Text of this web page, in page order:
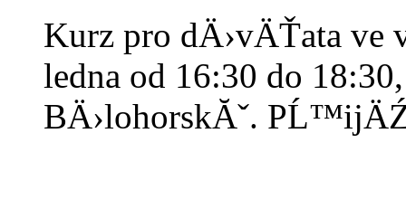
Kurz pro dÄ›vÄŤata ve
ledna od 16:30 do
BÄ›lohorskĂˇ.